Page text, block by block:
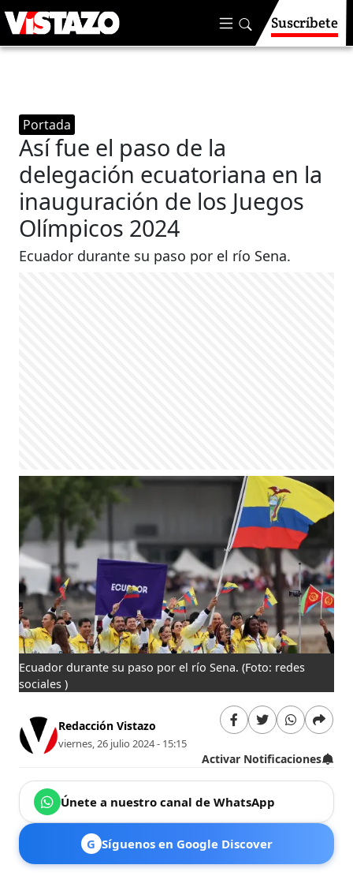
Suscríbete
Portada
Así fue el paso de la
delegación ecuatoriana en la
inauguración de los Juegos
Olímpicos 2024
Ecuador durante su paso por el río Sena.
Ecuador durante su paso por el río Sena.(Foto: redes
sociales )
Redacción Vistazo
viernes, 26 julio 2024 - 15:15
Activar Notificaciones
Únete a nuestro canal de WhatsApp
G Síguenos en Google Discover